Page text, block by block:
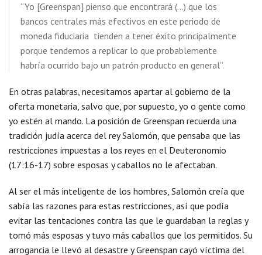
“Yo [Greenspan] pienso que encontrará (…) que los
bancos centrales más efectivos en este periodo de
moneda fiduciaria tienden a tener éxito principalmente
porque tendemos a replicar lo que probablemente
habría ocurrido bajo un patrón producto en general”.
En otras palabras, necesitamos apartar al gobierno de la
oferta monetaria, salvo que, por supuesto, yo o gente como
yo estén al mando. La posición de Greenspan recuerda una
tradición judía acerca del rey Salomón, que pensaba que las
restricciones impuestas a los reyes en el Deuteronomio
(17:16-17) sobre esposas y caballos no le afectaban.
Al ser el más inteligente de los hombres, Salomón creía que
sabía las razones para estas restricciones, así que podía
evitar las tentaciones contra las que le guardaban la reglas y
tomó más esposas y tuvo más caballos que los permitidos. Su
arrogancia le llevó al desastre y Greenspan cayó víctima del